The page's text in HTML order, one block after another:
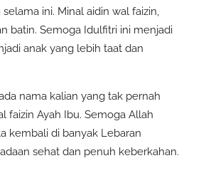
ini. Minal aidin wal faizin,
batin. Semoga Idulfitri ini menjadi
anak yang lebih taat dan
nama kalian yang tak pernah
faizin Ayah Ibu. Semoga Allah
kembali di banyak Lebaran
sehat dan penuh keberkahan.